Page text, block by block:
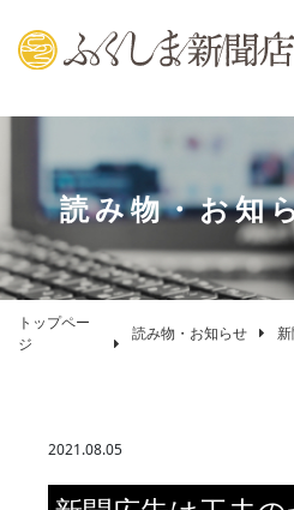
読み物・お知
トップペー
ジ
読み物・お知らせ
2021.08.05